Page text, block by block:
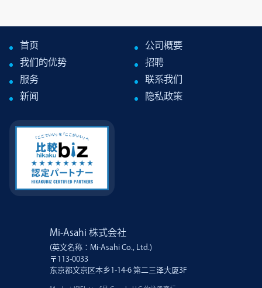
首页
我们的优势
服务
新闻
公司概要
招聘
联系我们
隐私政策
Mi-Asahi 株式会社
(英文名称：Mi-Asahi Co., Ltd.)
〒113-0033
东京都文京区本乡1-14-6 第二三泽大厦3F